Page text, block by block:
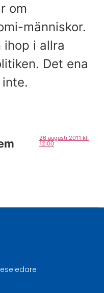
om
människor.
ihop i allra
Det ena
26 augusti 2011 kl.
12:00